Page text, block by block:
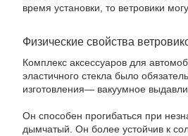
время установки, то ветровики
Физические свойства
Комплекс аксессуаров для
эластичного стекла было
изготовления— вакуумное
Он способен прогибаться при
дымчатый. Он более устойчив к